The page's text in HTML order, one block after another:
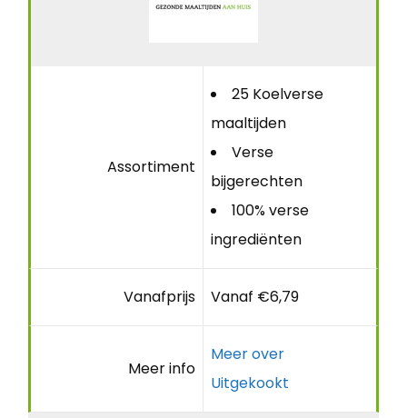
Assortiment
25 Koelverse
maaltijden
Verse
bijgerechten
100% verse
ingrediënten
Vanafprijs Vanaf €6,79
Meer info
Meer over
Uitgekookt